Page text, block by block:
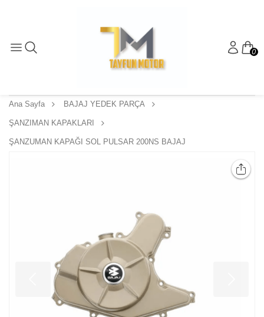
0
Ana Sayfa BAJAJ YEDEK PARÇA
ŞANZIMAN KAPAKLARI
ŞANZUMAN KAPAĞI SOL PULSAR 200NS BAJAJ